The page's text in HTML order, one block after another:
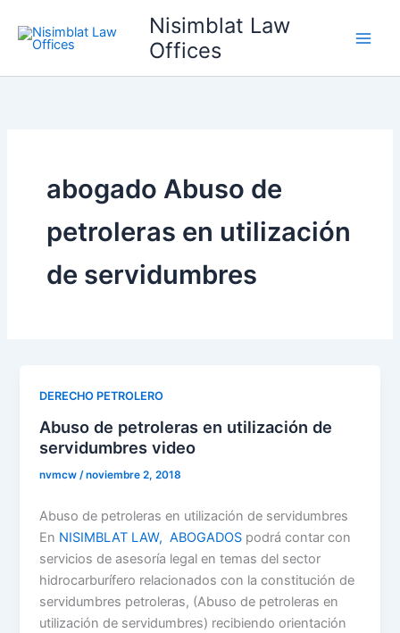
contenido
Nisimblat Law
Offices
abogado Abuso de
petroleras en utilización
de servidumbres
DERECHO PETROLERO
Abuso de petroleras en utilización de
servidumbres video
nvmcw /noviembre 2, 2018
Abuso de petroleras en utilización de servidumbres
En NISIMBLAT LAW, ABOGADOS podrá contar con
servicios de asesoría legal en temas del sector
hidrocarburífero relacionados con la constitución de
servidumbres petroleras, (Abuso de petroleras en
utilización de servidumbres) recibiendo orientación